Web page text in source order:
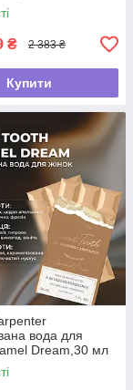
₴ 2 383 ₴
Купити
вода для
Dream,30 мл